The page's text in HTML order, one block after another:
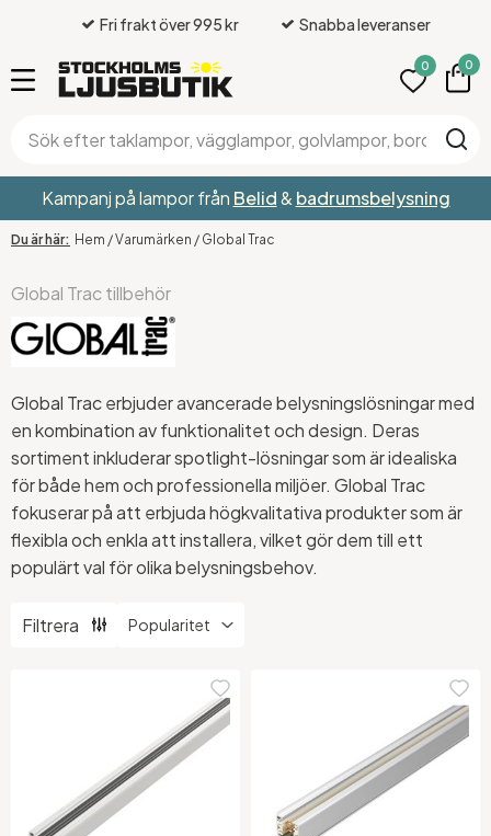
Fri frakt över 995 kr Snabba leveranser
0 0
Kampanj på lampor från Belid& badrumsbelysning
Hem /Varumärken / Global Trac
Global Trac tillbehör
Global Trac erbjuder avancerade belysningslösningar med
en kombination av funktionalitet och design. Deras
sortiment inkluderar spotlight-lösningar som är idealiska
för både hem och professionella miljöer. Global Trac
fokuserar på att erbjuda högkvalitativa produkter som är
flexibla och enkla att installera, vilket gör dem till ett
populärt val för olika belysningsbehov.
Filtrera